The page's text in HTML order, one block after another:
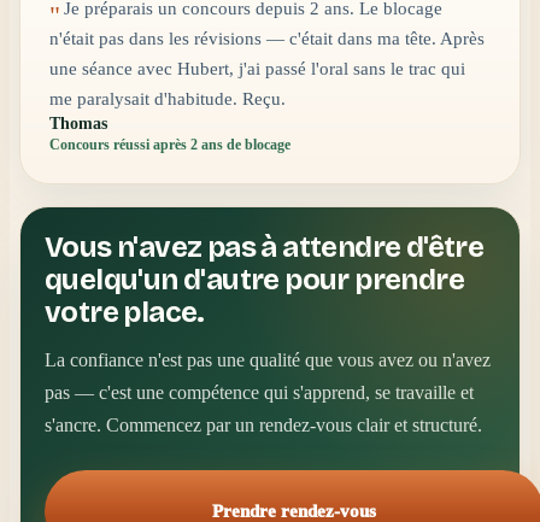
" Je préparais un concours depuis 2 ans. Le blocage
n'était pas dans les révisions — c'était dans ma tête. Après
une séance avec Hubert, j'ai passé l'oral sans le trac qui
me paralysait d'habitude. Reçu.
Thomas
Concours réussi après 2 ans de blocage
Vous n'avez pas à attendre d'être
quelqu'un d'autre pour prendre
votre place.
La confiance n'est pas une qualité que vous avez ou n'avez
pas — c'est une compétence qui s'apprend, se travaille et
s'ancre. Commencez par un rendez-vous clair et structuré.
Prendre rendez-vous